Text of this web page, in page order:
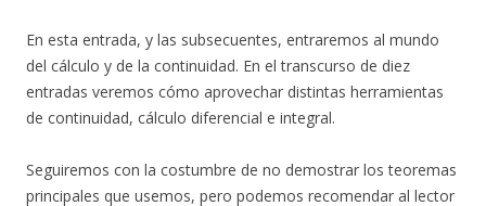
En esta entrada, y las subsecuentes, entraremos al mundo
del cálculo y de la continuidad. En el transcurso de diez
entradas veremos cómo aprovechar distintas herramientas
de continuidad, cálculo diferencial e integral.
Seguiremos con la costumbre de no demostrar los teoremas
principales que usemos, pero podemos recomendar al lector